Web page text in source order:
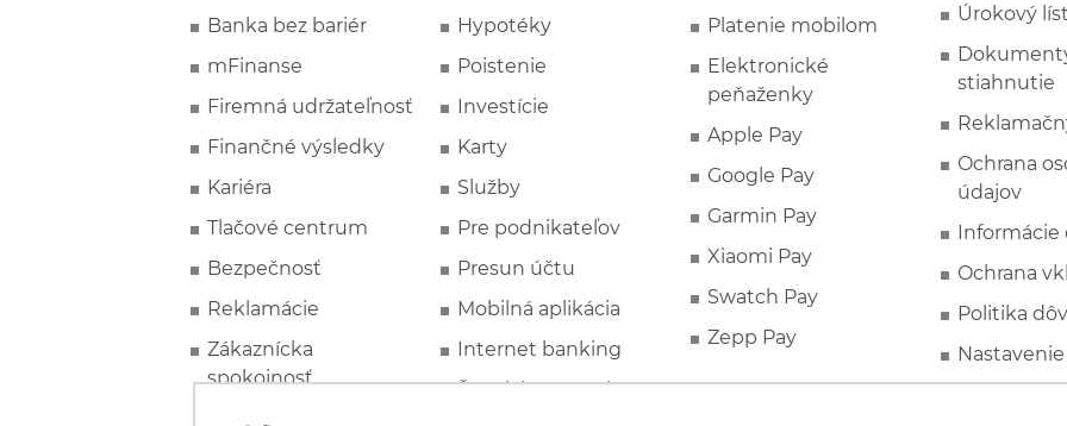
Banka bez bariér
mFinanse
Firemná udržateľnosť
Finančné výsledky
Kariéra
Tlačové centrum
Bezpečnosť
Reklamácie
Zákaznícka
spokojnosť
Hypotéky
Poistenie
Investície
Karty
Služby
Pre podnikateľov
Presun účtu
Mobilná aplikácia
Internet banking
Špeciálne ponuky
Platenie mobilom
Elektronické
peňaženky
Apple Pay
Google Pay
Garmin Pay
Xiaomi Pay
Swatch Pay
Zepp Pay
Úrokový
stiahnutie
Ochrana
údajov
Informácie
Ochrana
Politika